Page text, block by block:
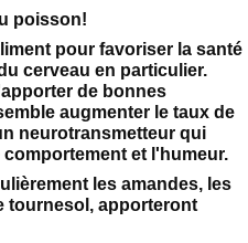
poisson!
pour favoriser la santé
cerveau en particulier.
de bonnes
augmenter le taux de
neurotransmetteur qui
et l'humeur.
les amandes, les
tournesol, apporteront